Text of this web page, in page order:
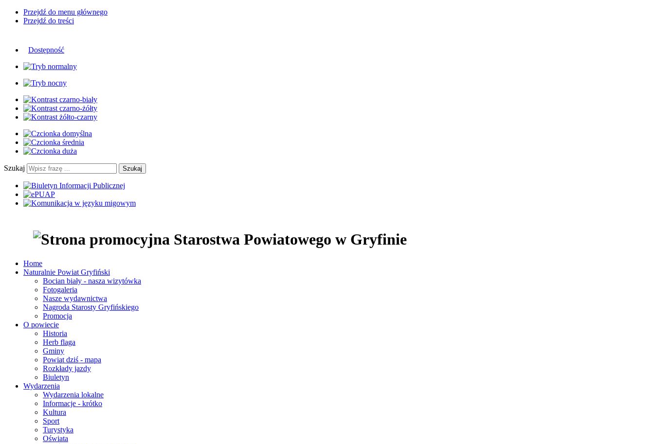
Przejdź do menu głównego
Przejdź do treści
Dostępność
Szukaj Szukaj
Home
Naturalnie Powiat Gryfiński
Bocian biały - nasza wizytówka
Fotogaleria
Nasze wydawnictwa
Nagroda Starosty Gryfińskiego
Promocja
O powiecie
Historia
Herb flaga
Gminy
Powiat dziś - mapa
Rozkłady jazdy
Biuletyn
Wydarzenia
Wydarzenia lokalne
Informacje - krótko
Kultura
Sport
Turystyka
Oświata